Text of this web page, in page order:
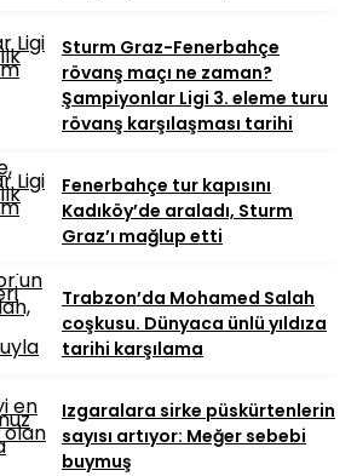
Sturm Graz-Fenerbahçe
rövanş maçı ne zaman?
Şampiyonlar Ligi 3. eleme turu
rövanş karşılaşması tarihi
Fenerbahçe tur kapısını
Kadıköy’de araladı, Sturm
Graz’ı mağlup etti
Trabzon’da Mohamed Salah
coşkusu. Dünyaca ünlü yıldıza
tarihi karşılama
Izgaralara sirke püskürtenlerin
sayısı artıyor: Meğer sebebi
buymuş